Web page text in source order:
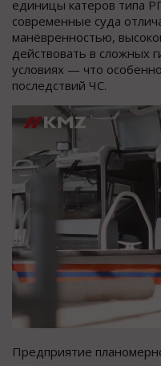
единицы катеров типа
современные суда
манёвренностью,
действовать в сложных
условиях — что
последствий ЧС.
Предприятие